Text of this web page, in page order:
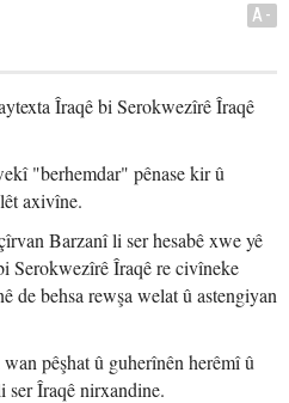
A-
Îraqê bi Serokwezîrê Îraqê
"berhemdar" pênase kir û
axivîne.
Barzanî li ser hesabê xwe yê
Serokwezîrê Îraqê re civîneke
de behsa rewşa welat û astengiyan
pêşhat û guherînên herêmî û
ser Îraqê nirxandine.